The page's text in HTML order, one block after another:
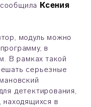
Ксения
модуль можно
в
В рамках такой
серьезные
детектирования,
в